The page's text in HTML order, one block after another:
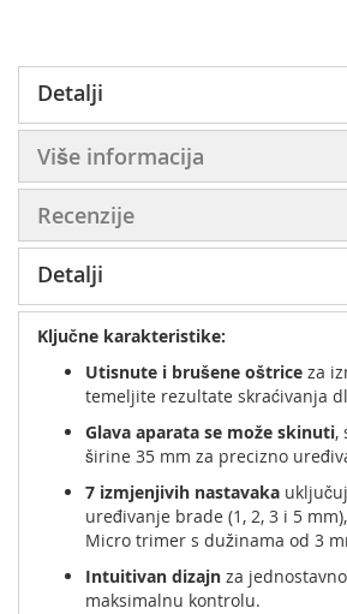
Detalji
Više informacija
Recenzije
Detalji
Ključne karakteristike:
Utisnute i brušene oštrice za
temeljite rezultate skraćivanja
Glava aparata se može skinuti,
širine 35 mm za precizno
7 izmjenjivih nastavaka
uređivanje brade (1, 2, 3 i 5
Micro trimer s dužinama od 3
Intuitivan dizajn za
maksimalnu kontrolu.